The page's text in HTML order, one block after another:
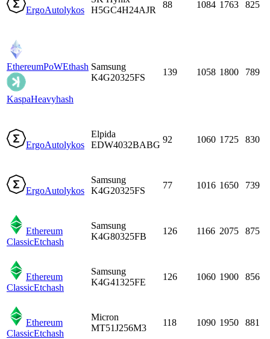
ErgoAutolykos
H5GC4H24AJR
88 1084 1763 825
EthereumPoWEthash
KaspaHeavyhash
Samsung
K4G20325FS
139 1058 1800 789
ErgoAutolykos
Elpida
EDW4032BABG
92 1060 1725 830
ErgoAutolykos
Samsung
K4G20325FS
77 1016 1650 739
Ethereum
ClassicEtchash
Samsung
K4G80325FB
126 1166 2075 875
Ethereum
ClassicEtchash
Samsung
K4G41325FE
126 1060 1900 856
Ethereum
ClassicEtchash
Micron
MT51J256M3
118 1090 1950 881